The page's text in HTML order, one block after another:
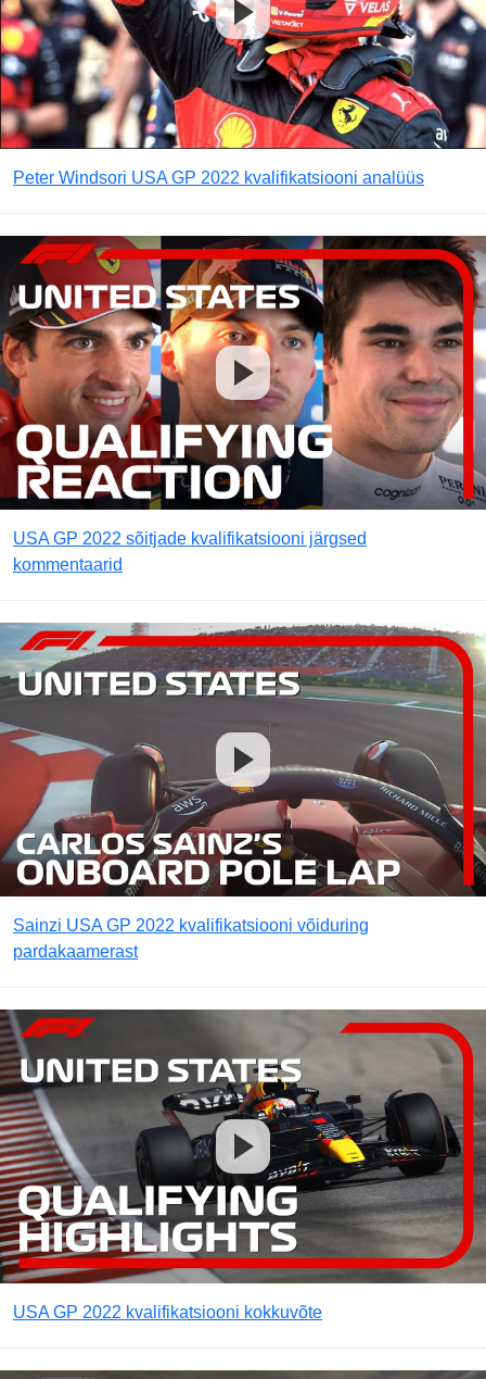
Peter Windsori USA GP 2022 kvalifikatsiooni analüüs
USA GP 2022 sõitjade kvalifikatsiooni järgsed
kommentaarid
Sainzi USA GP 2022 kvalifikatsiooni võiduring
pardakaamerast
USA GP 2022 kvalifikatsiooni kokkuvõte